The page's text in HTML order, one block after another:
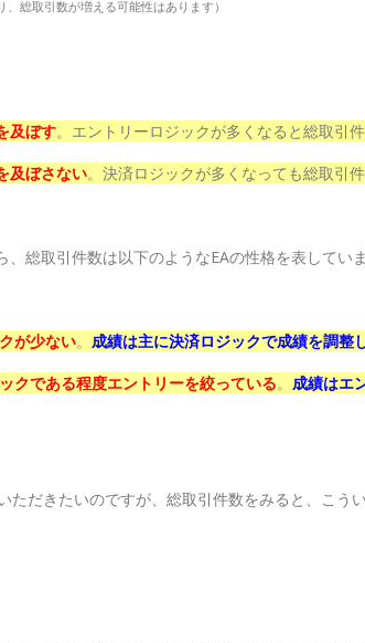
総取引数が増える可能性はあります）
及ぼす。エントリーロジックが多くなると総取引
及ぼさない。決済ロジックが多くなっても総取引
総取引件数は以下のようなEAの性格を表していま
が少ない。 成績は主に決済ロジックで成績を調整
クである程度エントリーを絞っている。 成績はエ
ただきたいのですが、総取引件数をみると、こう